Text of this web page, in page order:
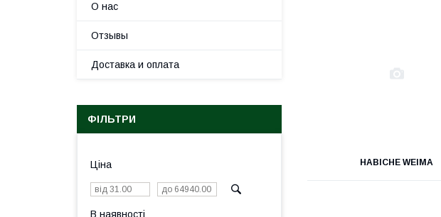
НАВІСНЕ WEIMA
О нас
Отзывы
Доставка и оплата
ФІЛЬТРИ
Ціна
В наявності